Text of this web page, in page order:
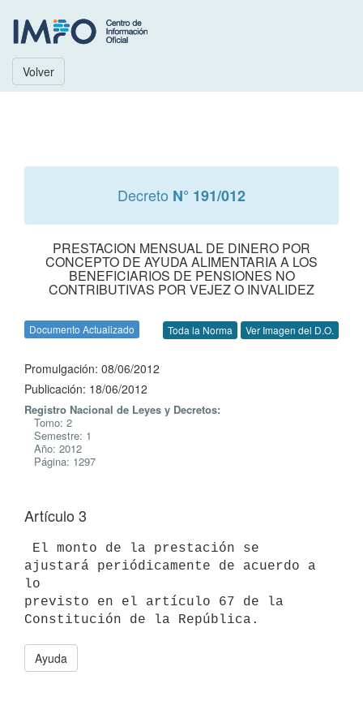
Volver
Decreto N° 191/012
PRESTACION MENSUAL DE DINERO POR
CONCEPTO DE AYUDA ALIMENTARIA A LOS
BENEFICIARIOS DE PENSIONES NO
CONTRIBUTIVAS POR VEJEZ O INVALIDEZ
Documento Actualizado Toda la Norma Ver Imagen del D.O.
Promulgación: 08/06/2012
Publicación: 18/06/2012
Registro Nacional de Leyes y Decretos:
Tomo: 2
Semestre: 1
Año: 2012
Página: 1297
Artículo 3
ajustará periódicamente de acuerdo a
lo
previsto en el artículo 67 de la
Ayuda